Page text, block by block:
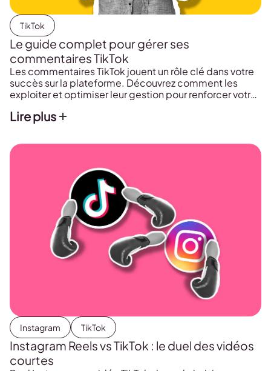
TikTok
Le guide complet pour gérer ses
commentaires TikTok
Les commentaires TikTok jouent un rôle clé dans votre
succès sur la plateforme. Découvrez comment les
exploiter et optimiser leur gestion pour renforcer votre
Lire plus
Instagram TikTok
Instagram Reels vs TikTok : le duel des vidéos
courtes